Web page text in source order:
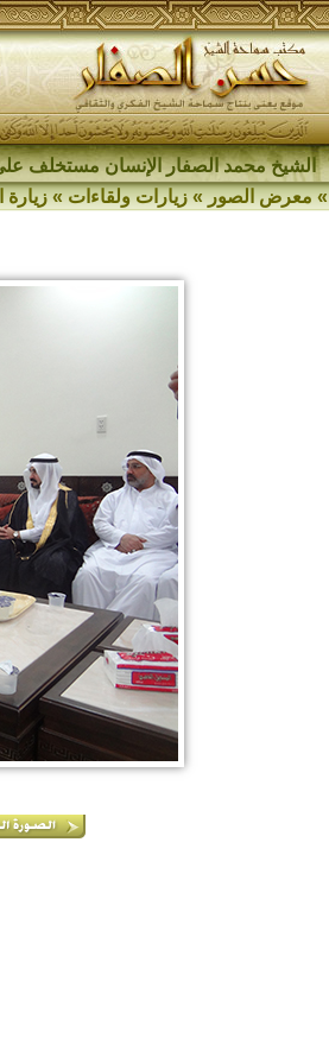
الشيخ محمد الصفار الإنسان مستخلف
»معرض الصور»زيارات ولقاءات»زيارة الاحساء